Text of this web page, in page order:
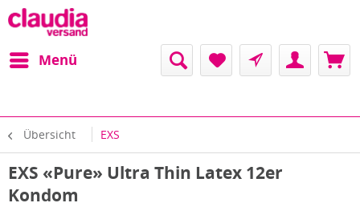
Menü
Übersicht EXS
EXS «Pure» Ultra Thin Latex 12er
Kondom